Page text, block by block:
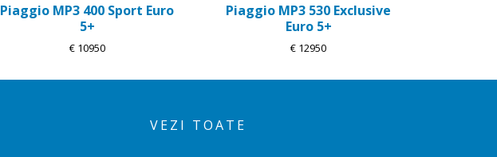
Piaggio MP3 400 Sport Euro
5+
€ 10950
Piaggio MP3 530 Exclusive
Euro 5+
€ 12950
VEZI TOATE